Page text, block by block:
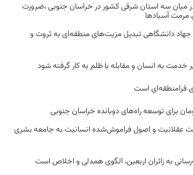
میان سه استان شرقی کشور در خراسان جنوبی ،ضرورت
مرمت آسبادها
دانشگاهی تبدیل مزیت‌های منطقه‌ای به ثروت و
خدمت به انسان و مقابله با ظلم به کار گرفته شود
فرامنطقه‌ای است
عقلانیت و اصول فراموش‌شده انسانیت به جامعه بشری
به زائران اربعین، الگوی همدلی و اخلاص است